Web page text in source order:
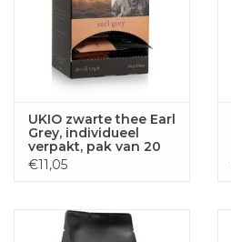
UKIO zwarte thee Earl
Grey, individueel
verpakt, pak van 20
stuks
€11,05